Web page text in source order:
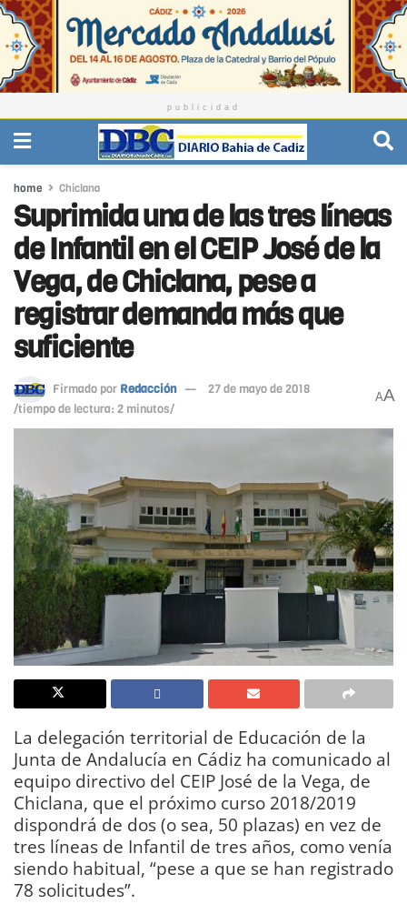
publicidad
home Chiclana
Suprimida una de las tres líneas
de Infantil en el CEIP José de la
Vega, de Chiclana, pese a
registrar demanda más que
suficiente
Firmado por Redacción
27 de mayo de 2018
/tiempo de lectura: 2 minutos/
AA
La delegación territorial de Educación de la
Junta de Andalucía en Cádiz ha comunicado al
equipo directivo del CEIP José de la Vega, de
Chiclana, que el próximo curso 2018/2019
dispondrá de dos (o sea, 50 plazas) en vez de
tres líneas de Infantil de tres años, como venía
siendo habitual, “pese a que se han registrado
78 solicitudes”.